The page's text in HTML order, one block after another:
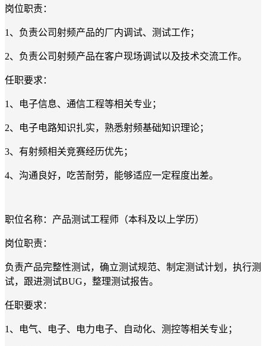
岗位职责：
1、负责公司射频产品的厂内调试、测试工作；
2、负责公司射频产品在客户现场调试以及技术交流工作。
任职要求：
1、电子信息、通信工程等相关专业；
2、电子电路知识扎实，熟悉射频基础知识理论；
3、有射频相关竞赛经历优先；
4、沟通良好，吃苦耐劳，能够适应一定程度出差。
职位名称：产品测试工程师（本科及以上学历）
岗位职责：
负责产品完整性测试，确立测试规范、制定测试计划，执行测
试，跟进测试BUG，整理测试报告。
任职要求：
1、电气、电子、电力电子、自动化、测控等相关专业；